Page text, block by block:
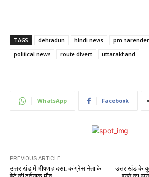
TAGS dehradun hindi news
pm
political news
route divert uttarakhand
WhatsApp Facebook
PREVIOUS ARTICLE
उत्तराखंड में भीषण हादसा, कांग्रेस नेता के
उत्तराखंड के